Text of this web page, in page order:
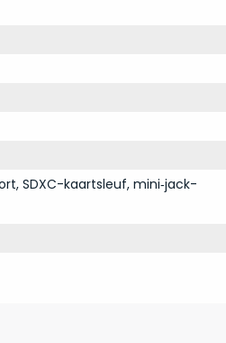
SDXC-kaartsleuf, mini‑jack-